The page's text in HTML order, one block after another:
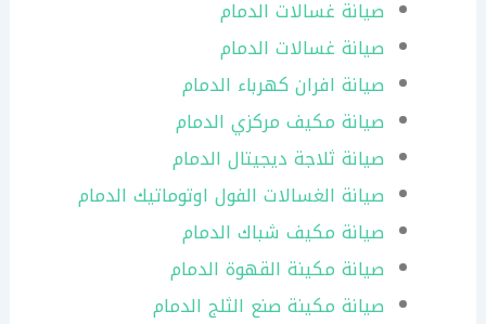
صيانة غسالات الدمام
صيانة غسالات الدمام
صيانة افران كهرباء الدمام
صيانة مكيف مركزي الدمام
صيانة ثلاجة ديجيتال الدمام
صيانة الغسالات الفول اوتوماتيك الدمام
صيانة مكيف شباك الدمام
صيانة مكينة القهوة الدمام
صيانة مكينة صنع الثلج الدمام